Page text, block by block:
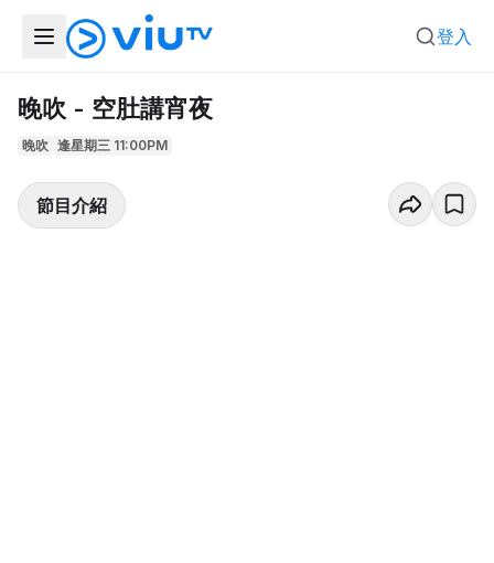
登入
晚吹 - 空肚講宵夜
晚吹 逢星期三 11:00PM
節目介紹